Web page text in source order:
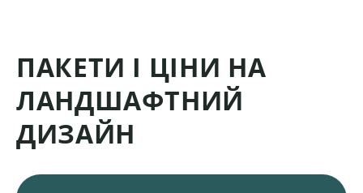
ПАКЕТИ І ЦІНИ НА
ЛАНДШАФТНИЙ
ДИЗАЙН
Пакети і ціни на ландшафтний дизайн